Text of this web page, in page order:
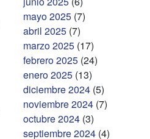
mayo 2025 (7)
abril 2025 (7)
marzo 2025 (17)
febrero 2025 (24)
enero 2025 (13)
diciembre 2024 (5)
noviembre 2024 (7)
octubre 2024 (3)
septiembre 2024 (4)